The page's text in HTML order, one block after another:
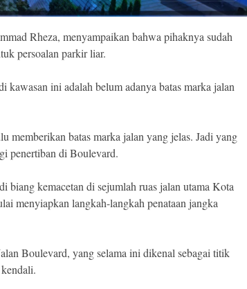
Rheza, menyampaikan bahwa pihaknya sudah
persoalan parkir liar.
kawasan ini adalah belum adanya batas marka jalan
memberikan batas marka jalan yang jelas. Jadi yang
penertiban di Boulevard.
kemacetan di sejumlah ruas jalan utama Kota
menyiapkan langkah-langkah penataan jangka
Boulevard, yang selama ini dikenal sebagai titik